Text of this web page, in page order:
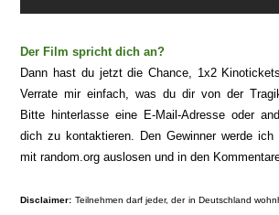
Der Film spricht dich an?
Dann hast du jetzt die Chance, 1x2
Verrate mir einfach, was du dir von der
Bitte hinterlasse eine E-Mail-Adresse oder a
dich zu kontaktieren. Den Gewinner werde
mit random.org auslosen und in den
Disclaimer: Teilnehmen darf jeder, der in Deutschland